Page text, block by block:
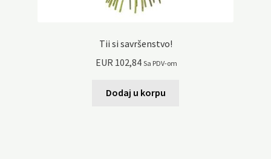
Tii si savršenstvo!
EUR 102,84 Sa PDV-om
Dodaj u korpu